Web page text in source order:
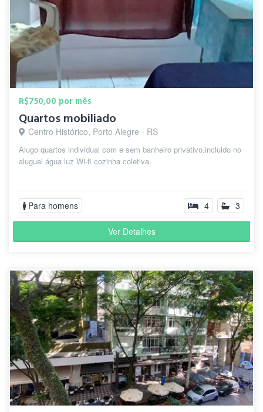
R$750,00 por mês
Quartos mobiliado
Centro Histórico, Porto Alegre - RS
Alugo quartos individual com e sem banheiro privativo.incluido no
aluguel água luz Wi-fi cozinha coletiva.
Para homens 4 3
Ver Detalhes